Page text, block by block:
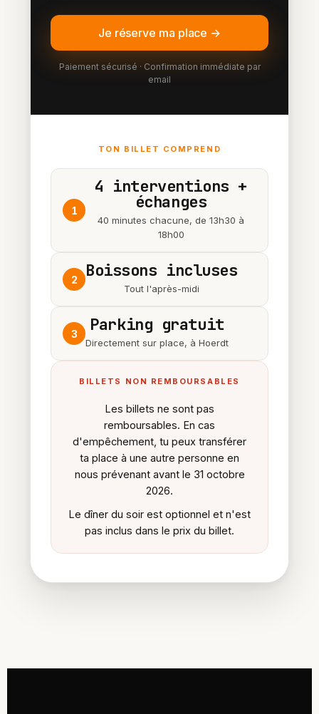
Je réserve ma place →
Paiement sécurisé · Confirmation immédiate par
email
TON BILLET COMPREND
1
4 interventions +
échanges
40 minutes chacune, de 13h30 à
18h00
2 Boissons incluses
Tout l'après-midi
3 Parking gratuit
Directement sur place, à Hoerdt
BILLETS NON REMBOURSABLES
Les billets ne sont pas
remboursables. En cas
d'empêchement, tu peux transférer
ta place à une autre personne en
nous prévenant avant le 31 octobre
2026.
Le dîner du soir est optionnel et n'est
pas inclus dans le prix du billet.